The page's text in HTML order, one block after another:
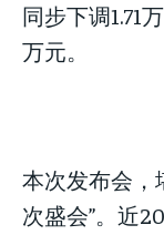
LIFESTYLE
LIFESTYLE
同步下调1.71
万元。
本次发布会，
次盛会”。近